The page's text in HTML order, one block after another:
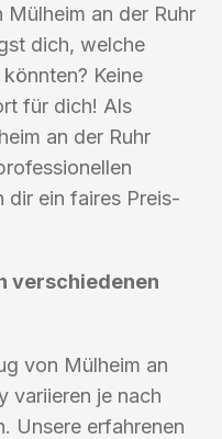
an der Ruhr
dich, welche
Keine
für dich! Als
an der Ruhr
dir ein faires Preis-
verschiedenen
von Mülheim an
variieren je nach
Unsere erfahrenen